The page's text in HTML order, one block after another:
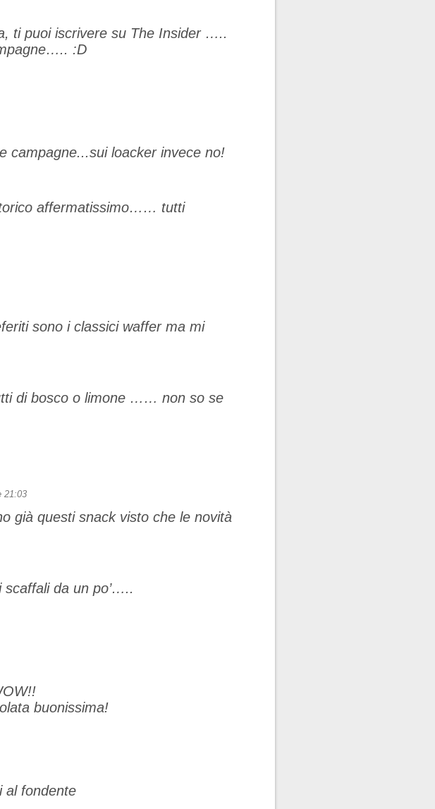
ti puoi iscrivere su The Insider …..
:D
campagne...sui loacker invece no!
affermatissimo…… tutti
sono i classici waffer ma mi
di bosco o limone …… non so se
21:03
già questi snack visto che le novità
scaffali da un po’…..
buonissima!
al fondente